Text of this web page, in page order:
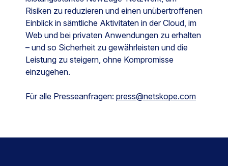
Risiken zu reduzieren und einen unübertroffenen
Einblick in sämtliche Aktivitäten in der Cloud, im
Web und bei privaten Anwendungen zu erhalten
– und so Sicherheit zu gewährleisten und die
Leistung zu steigern, ohne Kompromisse
einzugehen.
Für alle Presseanfragen: press@netskope.com